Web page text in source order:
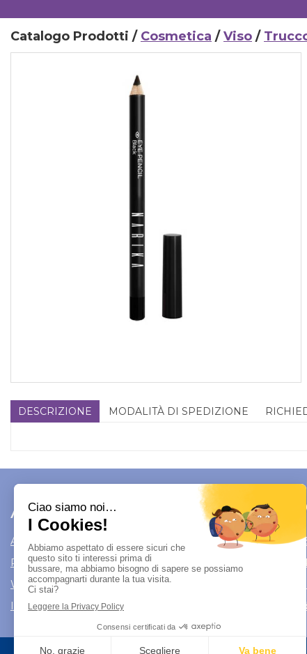
Catalogo Prodotti / Cosmetica /Viso /
DESCRIZIONE MODALITÀ DI SPEDIZIONE
Area Utente
Area utente
Registrati
Wishlist
Iscrizione alla Newsletter
Link
Modalità di
Modalità
Condizioni